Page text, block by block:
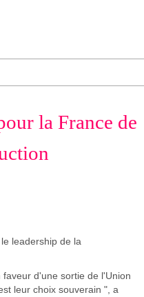
la France de
d'une sortie de l'Union
leur choix souverain ", a